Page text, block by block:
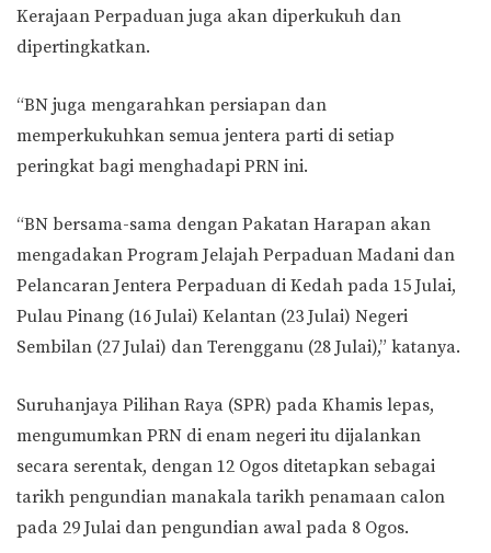
Kerajaan Perpaduan juga akan diperkukuh dan
dipertingkatkan.
“BN juga mengarahkan persiapan dan
memperkukuhkan semua jentera parti di setiap
peringkat bagi menghadapi PRN ini.
“BN bersama-sama dengan Pakatan Harapan akan
mengadakan Program Jelajah Perpaduan Madani dan
Pelancaran Jentera Perpaduan di Kedah pada 15 Julai,
Pulau Pinang (16 Julai) Kelantan (23 Julai) Negeri
Sembilan (27 Julai) dan Terengganu (28 Julai),” katanya.
Suruhanjaya Pilihan Raya (SPR) pada Khamis lepas,
mengumumkan PRN di enam negeri itu dijalankan
secara serentak, dengan 12 Ogos ditetapkan sebagai
tarikh pengundian manakala tarikh penamaan calon
pada 29 Julai dan pengundian awal pada 8 Ogos.